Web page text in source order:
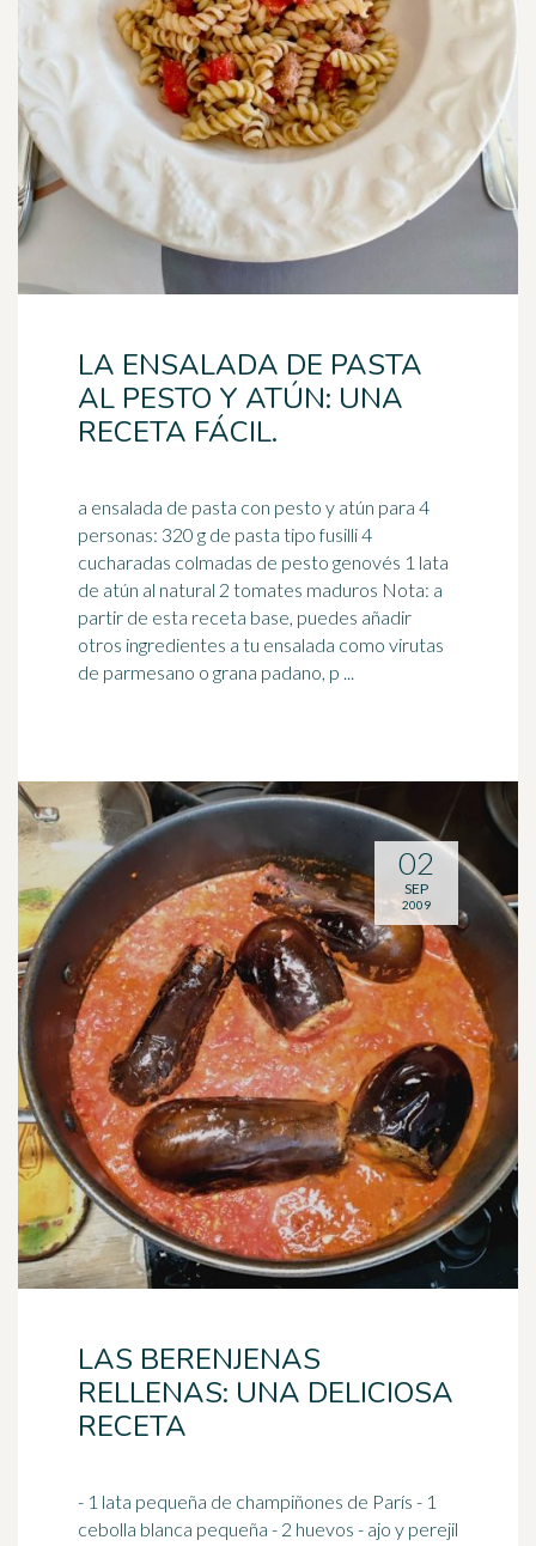
LA ENSALADA DE PASTA
AL PESTO Y ATÚN: UNA
RECETA FÁCIL.
a ensalada de pasta con pesto y atún para 4
personas: 320 g de pasta tipo fusilli 4
cucharadas colmadas de pesto genovés 1 lata
de atún al natural 2 tomates maduros Nota: a
partir de esta receta base, puedes añadir
otros ingredientes a tu ensalada como virutas
de parmesano o grana padano, p ...
LAS BERENJENAS
RELLENAS: UNA DELICIOSA
RECETA
- 1 lata pequeña de champiñones de París - 1
cebolla blanca pequeña - 2 huevos - ajo y perejil
02
SEP
2009